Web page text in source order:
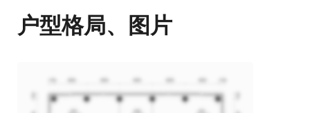
户型格局、图片